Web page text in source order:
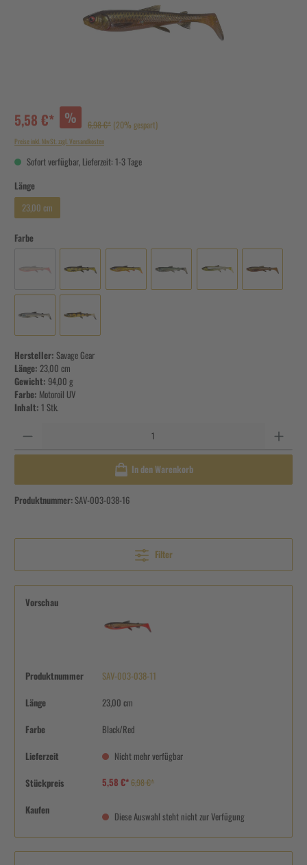
5,58 €* % 6,98 €* (20% gespart)
Preise inkl. MwSt. zzgl. Versandkosten
Sofort verfügbar, Lieferzeit: 1-3 Tage
Länge
23,00 cm
Farbe
Hersteller: Savage Gear
Länge: 23,00 cm
Gewicht: 94,00 g
Farbe: Motoroil UV
Inhalt: 1 Stk.
In den Warenkorb
Produktnummer:SAV-003-038-16
Filter
Vorschau
Produktnummer SAV-003-038-11
Länge 23,00 cm
Farbe Black/Red
Lieferzeit Nicht mehr verfügbar
Stückpreis 5,58 €*6,98 €*
Kaufen
Diese Auswahl steht nicht zur Verfügung